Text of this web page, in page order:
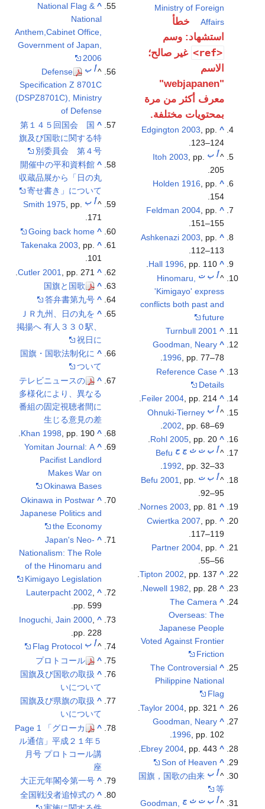
Ministry of Foreign
Affairs
خطأ
استشهاد: وسم
<ref>
غير صالح؛
الاسم
"webjapanen"
معرف أكثر من مرة
بمحتويات مختلفة.
^
Edgington 2003, pp.
123–124.
^أ ب Itoh 2003 , pp.
205.
^
Holden 1916 , pp.
154.
^
Feldman 2004, pp.
151–155.
^
Ashkenazi 2003 , pp.
112–113.
^
Hall 1996, pp. 110.
^أ ب ت
Hinomaru,
'Kimigayo' express
conflicts both past and
future
^
Turnbull 2001
^
Goodman, Neary
1996, pp. 77–78.
^
Reference Case
Details
^
Feiler 2004 , pp. 214.
^أ ب Ohnuki-Tierney
2002 , pp. 68–69.
^
Rohl 2005 , pp. 20.
^أ ب ت ث ج ح Befu
1992, pp. 32–33.
^أ ب ت Befu 2001
, pp.
92–95.
^
Nornes 2003 , pp. 81.
^
Cwiertka 2007 , pp.
117–119.
^
Partner 2004 , pp.
55–56.
^
Tipton 2002, pp. 137.
^
Newell 1982 , pp. 28.
^
The Camera
Overseas: The
Japanese People
Voted Against Frontier
Friction
^
The Controversial
Philippine National
Flag
^
Taylor 2004 , pp. 321.
^
Goodman, Neary
1996, pp. 102.
^
Ebrey 2004 , pp. 443.
^
Son of Heaven
^أ ب 国旗，国歌の由来
等
^أ ب ت ث ج Goodman,
^
National Flag &
National
Anthem,Cabinet Office,
Government of Japan,
2006
^أ ب
Defense
Specification Z 8701C
(DSPZ8701C), Ministry
of Defense
^
第１４５回国会 国
旗及び国歌に関する特
別委員会 第４号
^
開催中の平和資料館
収蔵品展から「日の丸
寄せ書き」について
^أ ب Smith 1975, pp.
171.
^
Going back home
^
Takenaka 2003 , pp.
101.
^
Cutler 2001
, pp. 271.
^
国旗と国歌
^
答弁書第九号
^
ＪＲ九州、日の丸を
掲揚へ 有人３３０駅、
祝日に
^
国旗・国歌法制化に
ついて
^
テレビニュースの
多様化により、異なる
番組の固定視聴者間に
生じる意見の差
^
Khan 1998 , pp. 190.
^
Yomitan Journal: A
Pacifist Landlord
Makes War on
Okinawa Bases
^
Okinawa in Postwar
Japanese Politics and
the Economy
^
Japan's Neo-
Nationalism: The Role
of the Hinomaru and
Kimigayo Legislation
^
Lauterpacht 2002,
pp. 599.
^
Inoguchi, Jain 2000
pp. 228.
^أ ب Flag Protocol
^
プロトコール
^
国旗及び国歌の取扱
いについて
^
国旗及び県旗の取扱
いについて
^
Page 1 「グローカ
ル通信」平成２１年５
月号 プロトコール講
座
^
大正元年閣令第一号
^
全国戦没者追悼式の